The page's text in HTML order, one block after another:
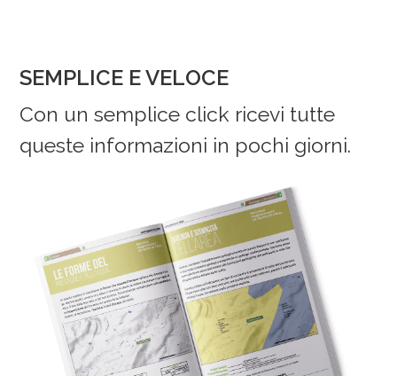
SEMPLICE E VELOCE
Con un semplice click ricevi tutte
queste informazioni in pochi giorni.